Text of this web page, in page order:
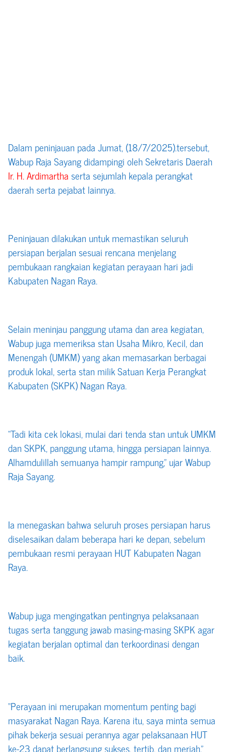
Dalam peninjauan pada Jumat, (18/7/2025).tersebut,
Wabup Raja Sayang didampingi oleh Sekretaris Daerah
Ir. H. Ardimartha serta sejumlah kepala perangkat
daerah serta pejabat lainnya.
Peninjauan dilakukan untuk memastikan seluruh
persiapan berjalan sesuai rencana menjelang
pembukaan rangkaian kegiatan perayaan hari jadi
Kabupaten Nagan Raya.
Selain meninjau panggung utama dan area kegiatan,
Wabup juga memeriksa stan Usaha Mikro, Kecil, dan
Menengah (UMKM) yang akan memasarkan berbagai
produk lokal, serta stan milik Satuan Kerja Perangkat
Kabupaten (SKPK) Nagan Raya.
“Tadi kita cek lokasi, mulai dari tenda stan untuk UMKM
dan SKPK, panggung utama, hingga persiapan lainnya.
Alhamdulillah semuanya hampir rampung,” ujar Wabup
Raja Sayang.
Ia menegaskan bahwa seluruh proses persiapan harus
diselesaikan dalam beberapa hari ke depan, sebelum
pembukaan resmi perayaan HUT Kabupaten Nagan
Raya.
Wabup juga mengingatkan pentingnya pelaksanaan
tugas serta tanggung jawab masing-masing SKPK agar
kegiatan berjalan optimal dan terkoordinasi dengan
baik.
“Perayaan ini merupakan momentum penting bagi
masyarakat Nagan Raya. Karena itu, saya minta semua
pihak bekerja sesuai perannya agar pelaksanaan HUT
ke-23 dapat berlangsung sukses, tertib, dan meriah,”